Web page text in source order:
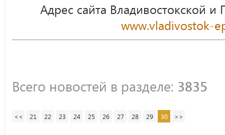
Адрес сайта Владивостокской
www.vladivostok-
Всего новостей в разделе: 3835
<< 21 22 23 24 25 26 27 28 29 30 >>